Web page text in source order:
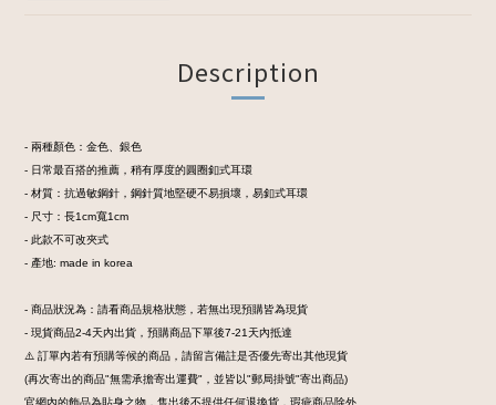
Description
- 兩種顏色：金色、銀色
- 日常最百搭的推薦，稍有厚度的圓圈釦式耳環
- 材質：抗過敏鋼針，鋼針質地堅硬不易損壞，易釦式耳環
- 尺寸：長1cm寬1cm
- 此款不可改夾式
- 產地: made in korea
- 商品狀況為：請看商品規格狀態，若無出現預購皆為現貨
- 現貨商品2-4天內出貨，預購商品下單後7-21天內抵達
⚠️ 訂單內若有預購等候的商品，請留言備註是否優先寄出其他現貨
(再次寄出的商品"無需承擔寄出運費"，並皆以"郵局掛號"寄出商品)
官網內的飾品為貼身之物，售出後不提供任何退換貨，瑕疵商品除外